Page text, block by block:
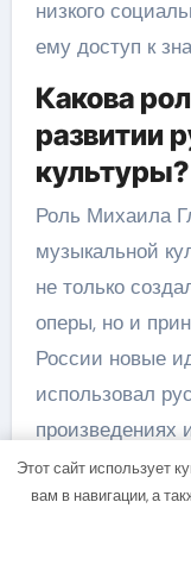
низкого
ему доступ к
Какова
развитии
культуры?
Роль Михаила
музыкальной
не только
оперы, но и
России новые
использовал
произведениях
развитие
композиторов.
значение и
Этот сайт использует
вам в навигации, а